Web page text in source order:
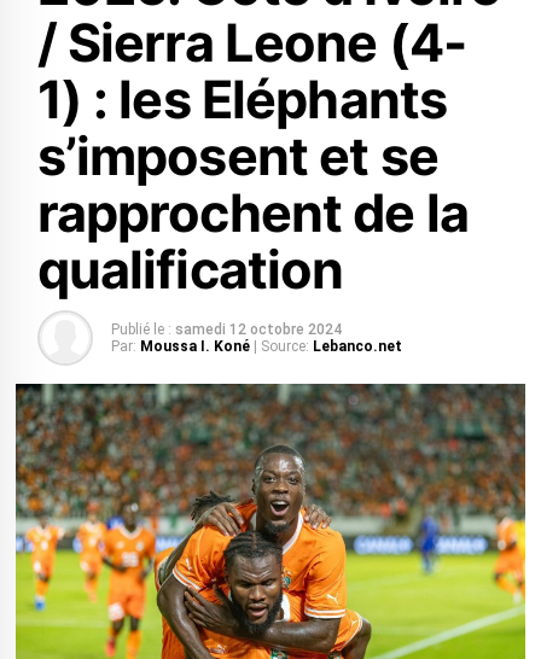
/ Sierra Leone (4-
1) : les Eléphants
s’imposent et se
rapprochent de la
qualification
Publié le : samedi 12 octobre 2024
Par: Moussa I. Koné | Source: Lebanco.net